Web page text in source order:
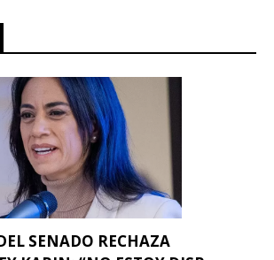
SENADO RECHAZA